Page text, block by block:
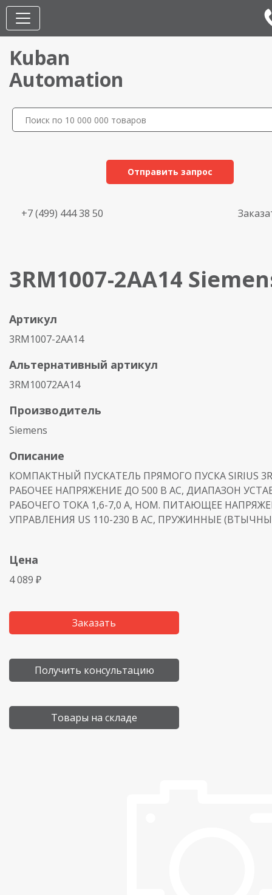
Kuban
Automation
Отправить запрос
+7 (499) 444 38 50
3RM1007-2AA14
Артикул
3RM1007-2AA14
Альтернативный артикул
3RM10072AA14
Производитель
Siemens
Описание
КОМПАКТНЫЙ ПУСКАТЕЛЬ ПРЯМОГО ПУСКА SIRIUS
РАБОЧЕЕ НАПРЯЖЕНИЕ ДО 500 В АС, ДИАПАЗОН
РАБОЧЕГО ТОКА 1,6-7,0 A, НОМ. ПИТАЮЩЕЕ
УПРАВЛЕНИЯ US 110-230 В AC, ПРУЖИННЫЕ
Цена
4 089 ₽
Заказать
Получить консультацию
Товары на складе